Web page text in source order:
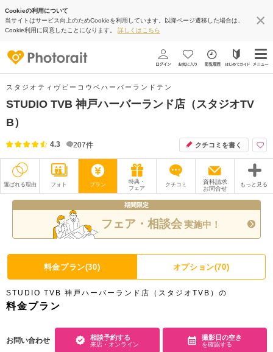
Cookieの利用について
当サイトはサービス向上のためCookieを利用しています。以降ページ遷移した場合は、
Cookie利用に同意したことになります。 詳しくはこちら
スタジオティヴビーコウベハーバーランドテン
STUDIO TVB 神戸ハーバーランド店（スタジオTV
B）
4.3 207件 クチコミを書く
選ばれる理由 フォト プラン
特典・
フェア
クチコミ
資料請求
お問合せ
もっと見る
ムービー
オプション ブログ
アクセス/TEL スタジオトップ
こだわりポイント
期間限定
フェア・相談会 実施中！
料金プラン(30) オプション(70)
STUDIO TVB 神戸ハーバーランド店（スタジオTVB）の
料金プラン
お問い合わせ 相談予約する
来店・オンライン
撮影日の空き
を確認する